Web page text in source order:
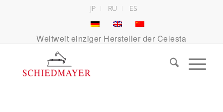
JP RU ES
Weltweit einziger Hersteller der Celesta